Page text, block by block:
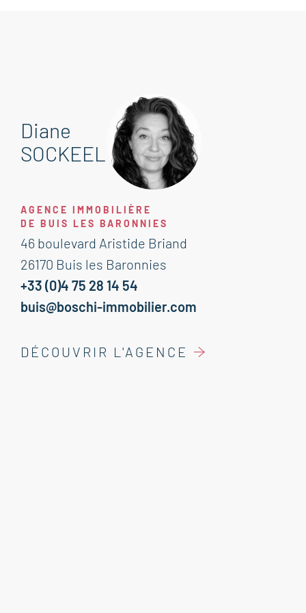
Diane
SOCKEEL
AGENCE IMMOBILIÈRE
DE BUIS LES BARONNIES
46 boulevard Aristide Briand
26170 Buis les Baronnies
+33 (0)4 75 28 14 54
buis@boschi-immobilier.com
DÉCOUVRIR L'AGENCE